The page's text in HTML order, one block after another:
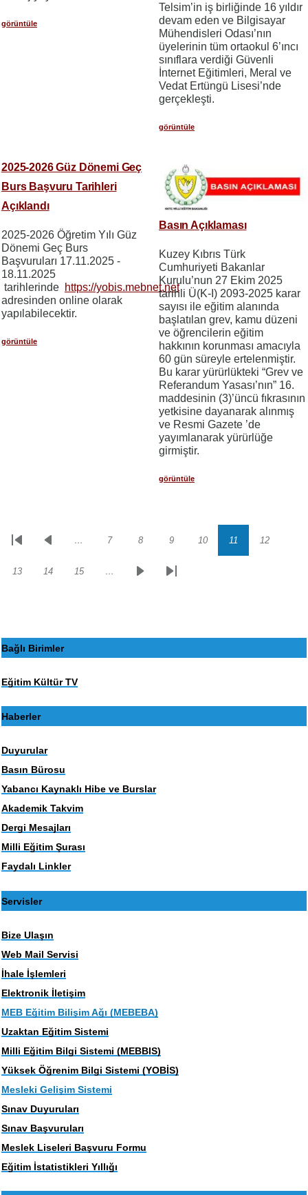
görüntüle
Telsim’in iş birliğinde 16 yıldır
devam eden ve Bilgisayar
Mühendisleri Odası’nın
üyelerinin tüm ortaokul 6’ıncı
sınıflara verdiği Güvenli
İnternet Eğitimleri, Meral ve
Vedat Ertüngü Lisesi’nde
gerçekleşti.
görüntüle
2025-2026 Güz Dönemi Geç
Burs Başvuru Tarihleri
Açıklandı
2025-2026 Öğretim Yılı Güz
Dönemi Geç Burs
Başvuruları 17.11.2025 -
18.11.2025
tarihlerinde https://yobis.mebnet.net
adresinden online olarak
yapılabilecektir.
görüntüle
Basın Açıklaması
Kuzey Kıbrıs Türk
Cumhuriyeti Bakanlar
Kurulu’nun 27 Ekim 2025
tarihli Ü(K-I) 2093-2025 karar
sayısı ile eğitim alanında
başlatılan grev, kamu düzeni
ve öğrencilerin eğitim
hakkının korunması amacıyla
60 gün süreyle ertelenmiştir.
Bu karar yürürlükteki “Grev ve
Referandum Yasası’nın” 16.
maddesinin (3)’üncü fıkrasının
yetkisine dayanarak alınmış
ve Resmi Gazete ’de
yayımlanarak yürürlüğe
girmiştir.
görüntüle
Sayfalama
İlk
Önceki… Sayfa
7 Sayfa
8 Sayfa
9 Sayfa
10 Sayfa
11 Sayfa
12
Sayfa
13 Sayfa
14 Sayfa
15 …
SonrakiSon
Bağlı Birimler
Eğitim Kültür TV
Haberler
Duyurular
Basın Bürosu
Yabancı Kaynaklı Hibe ve Burslar
Akademik Takvim
Dergi Mesajları
Milli Eğitim Şurası
Faydalı Linkler
Servisler
Bize Ulaşın
Web Mail Servisi
İhale İşlemleri
Elektronik İletişim
MEB Eğitim Bilişim Ağı (MEBEBA)
Uzaktan Eğitim Sistemi
Milli Eğitim Bilgi Sistemi (MEBBIS)
Yüksek Öğrenim Bilgi Sistemi (YOBİS)
Mesleki Gelişim Sistemi
Sınav Duyuruları
Sınav Başvuruları
Meslek Liseleri Başvuru Formu
Eğitim İstatistikleri Yıllığı